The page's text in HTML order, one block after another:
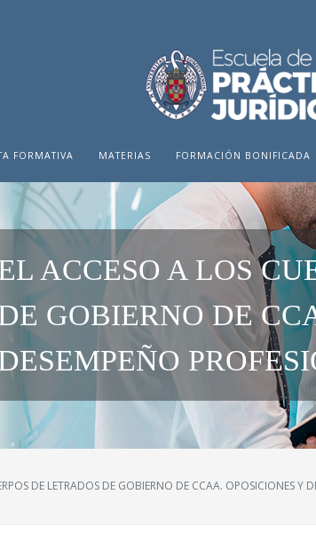
FORMATIVA MATERIAS FORMACIÓN BONIFICADA
ACCESO A LOS
GOBIERNO DE
DE LETRADOS DE GOBIERNO DE CCAA. OPOSICIONES Y